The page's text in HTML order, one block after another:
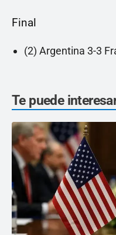
Final
(2) Argentina 3-3
Te puede